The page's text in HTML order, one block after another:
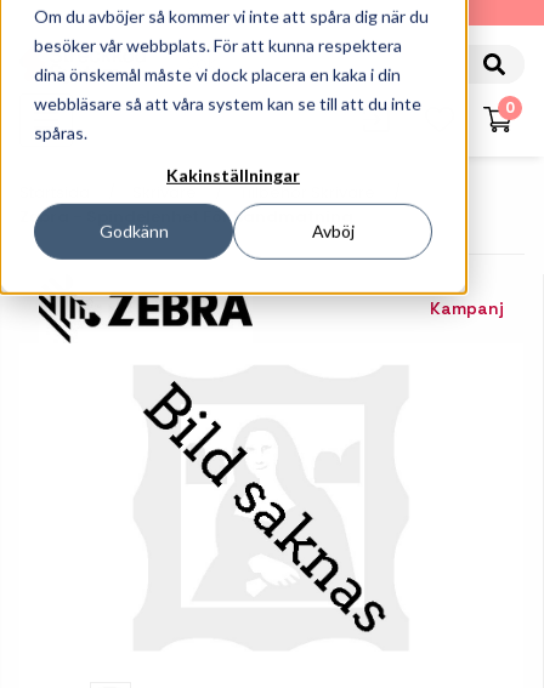
Om du avböjer så kommer vi inte att spåra dig när du
besöker vår webbplats. För att kunna respektera
dina önskemål måste vi dock placera en kaka i din
webbläsare så att våra system kan se till att du inte
spåras.
Kakinställningar
Godkänn Avböj
010-162 61 90
0
Skrivare
Tillbehör Skrivare
Zebra - Spindelenhet För Bandmatning
Kampanj